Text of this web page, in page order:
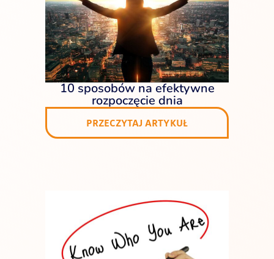
10 sposobów na efektywne
rozpoczęcie dnia
PRZECZYTAJ ARTYKUŁ